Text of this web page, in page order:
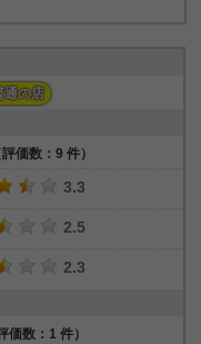
通の店
評価数：9 件）
3.3
2.5
2.3
価数：1 件）